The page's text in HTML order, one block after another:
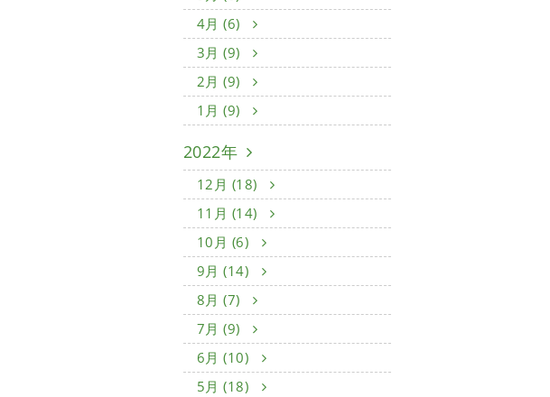
4月 (6)
3月 (9)
2月 (9)
1月 (9)
2022年
12月 (18)
11月 (14)
10月 (6)
9月 (14)
8月 (7)
7月 (9)
6月 (10)
5月 (18)